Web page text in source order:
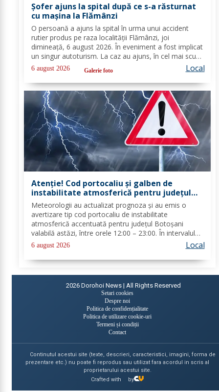
Șofer ajuns la spital după ce s-a răsturnat
cu mașina la Flămânzi
O persoană a ajuns la spital în urma unui accident
rutier produs pe raza localității Flămânzi, joi
dimineață, 6 august 2026. În eveniment a fost implicat
un singur autoturism. La caz au ajuns, în cel mai scurt
timp, pompierii din cadrul Punctului de Lucru Flămânzi,
cu o autospecială de stingere și...
6 august 2026 Galerie foto Local
Atenție! Cod portocaliu și galben de
instabilitate atmosferică pentru județul
Botoșani
Meteorologii au actualizat prognoza și au emis o
avertizare tip cod portocaliu de instabilitate
atmosferică accentuată pentru județul Botoșani
valabilă astăzi, între orele 12:00 – 23:00. În intervalul
menționat vor fi perioade cu instabilitate atmosferică
accentuată ce se va manifesta prin...
6 august 2026 Local
2026 Dorohoi News | All Rights Reserved
Setari cookies
Despre noi
Politica de confidențialitate
Politica de utilizare cookie-uri
Termeni și condiții
Contact
Continutul acestui site (texte, descrieri, caracteristici, imagini, forma de
prezentare etc.) nu poate fi reprodus sau utilizat fara acordul in scris al
proprietarului acestui site.
Crafted with
by